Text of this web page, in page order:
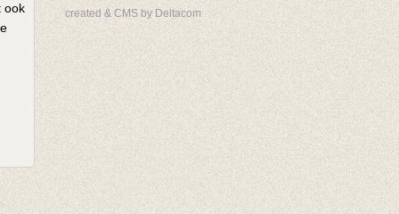
created & CMS by Deltacom
ook